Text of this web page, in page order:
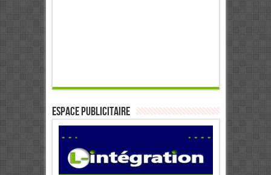
ESPACE PUBLICITAIRE